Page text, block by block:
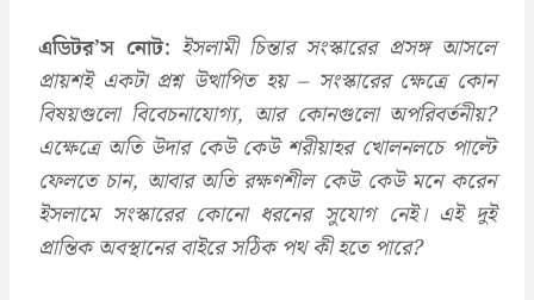
এডিটর’স নোট: ইসলামী চিন্তার সংস্কারের প্রসঙ্গ আসলে
প্রায়শই একটা প্রশ্ন উত্থাপিত হয় – সংস্কারের ক্ষেত্রে কোন
বিষয়গুলো বিবেচনাযোগ্য, আর কোনগুলো অপরিবর্তনীয়?
এক্ষেত্রে অতি উদার কেউ কেউ শরীয়াহর খোলনলচে পাল্টে
ফেলতে চান, আবার অতি রক্ষণশীল কেউ কেউ মনে করেন
ইসলামে সংস্কারের কোনো ধরনের সুযোগ নেই। এই দুই
প্রান্তিক অবস্থানের বাইরে সঠিক পথ কী হতে পারে?